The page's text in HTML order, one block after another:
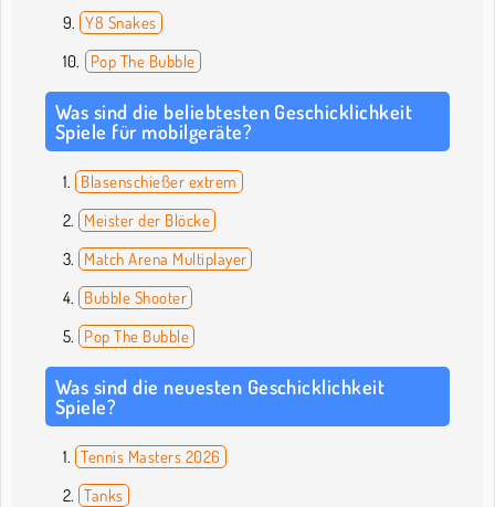
Y8 Snakes
Pop The Bubble
Was sind die beliebtesten Geschicklichkeit
Spiele für mobilgeräte?
Blasenschießer extrem
Meister der Blöcke
Match Arena Multiplayer
Bubble Shooter
Pop The Bubble
Was sind die neuesten Geschicklichkeit
Spiele?
Tennis Masters 2026
Tanks